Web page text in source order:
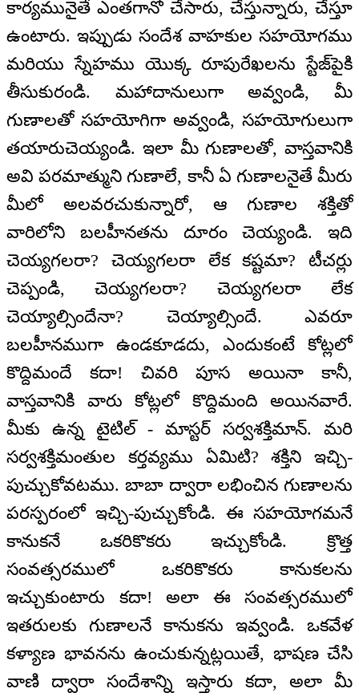
కార్యమునైతే ఎంతగానో చేసారు, చేస్తున్నారు, చేస్తూ
ఉంటారు. ఇప్పుడు సందేశ వాహకుల సహయోగము
మరియు స్నేహము యొక్క రూపురేఖలను స్టేజ్‌పైకి
తీసుకురండి. మహాదానులుగా అవ్వండి, మీ
గుణాలతో సహయోగిగా అవ్వండి, సహయోగులుగా
తయారుచెయ్యండి. ఇలా మీ గుణాలతో, వాస్తవానికి
అవి పరమాత్ముని గుణాలే, కానీ ఏ గుణాలనైతే మీరు
మీలో అలవరచుకున్నారో, ఆ గుణాల శక్తితో
వారిలోని బలహీనతను దూరం చెయ్యండి. ఇది
చెయ్యగలరా? చెయ్యగలరా లేక కష్టమా? టీచర్లు
చెప్పండి, చెయ్యగలరా? చెయ్యగలరా లేక
చెయ్యాల్సిందేనా? చెయ్యాల్సిందే. ఎవరూ
బలహీనముగా ఉండకూడదు, ఎందుకంటే కోట్లలో
కొద్దిమందే కదా! చివరి పూస అయినా కానీ,
వాస్తవానికి వారు కోట్లలో కొద్దిమంది అయినవారే.
మీకు ఉన్న టైటిల్ - మాస్టర్ సర్వశక్తిమాన్. మరి
సర్వశక్తిమంతుల కర్తవ్యము ఏమిటి? శక్తిని ఇచ్చి-
పుచ్చుకోవటము. బాబా ద్వారా లభించిన గుణాలను
పరస్పరంలో ఇచ్చి-పుచ్చుకోండి. ఈ సహయోగమనే
కానుకనే ఒకరికొకరు ఇచ్చుకోండి. క్రొత్త
సంవత్సరములో ఒకరికొకరు కానుకలను
ఇచ్చుకుంటారు కదా! అలా ఈ సంవత్సరములో
ఇతరులకు గుణాలనే కానుకను ఇవ్వండి. ఒకవేళ
కళ్యాణ భావనను ఉంచుకున్నట్లయితే, భాషణ చేసి
వాణి ద్వారా సందేశాన్ని ఇస్తారు కదా, అలా మీ